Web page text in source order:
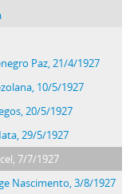
Paz, 21/4/1927
10/5/1927
20/5/1927
29/5/1927
7/7/1927
Nascimento, 3/8/1927